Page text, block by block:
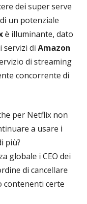
dei super serve
un potenziale
è illuminante, dato
servizi di Amazon
di streaming
concorrente di
per Netflix non
a usare i
più?
globale i CEO dei
di cancellare
contenenti certe